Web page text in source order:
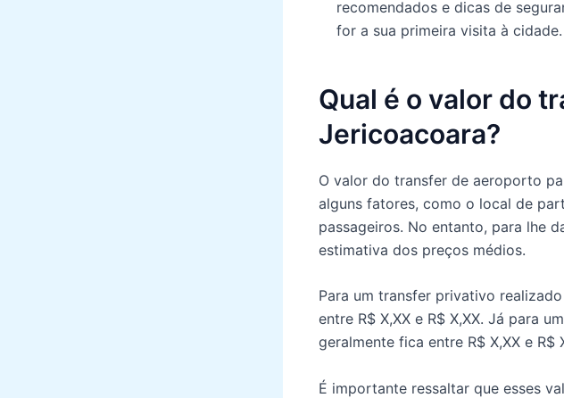
recomendados e dicas de
for a sua primeira visita à cidade.
Qual é o valor do
Jericoacoara?
O valor do transfer de aeroporto
alguns fatores, como o local de
passageiros. No entanto, para lhe
estimativa dos preços médios.
Para um transfer privativo
entre R$ X,XX e R$ X,XX. Já para
geralmente fica entre R$ X,XX e R$
É importante ressaltar que esses